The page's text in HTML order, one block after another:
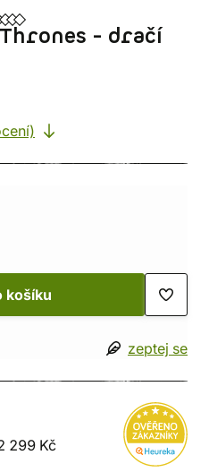
Thrones - dračí
košíku
zeptej se
299 Kč